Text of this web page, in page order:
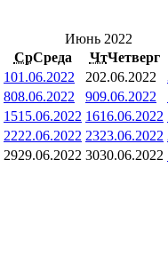
Июнь 2022
СрСреда ЧтЧетверг
101.06.2022 202.06.2022
808.06.2022 909.06.2022
1515.06.2022 1616.06.2022
2222.06.2022 2323.06.2022
2929.06.2022 3030.06.2022